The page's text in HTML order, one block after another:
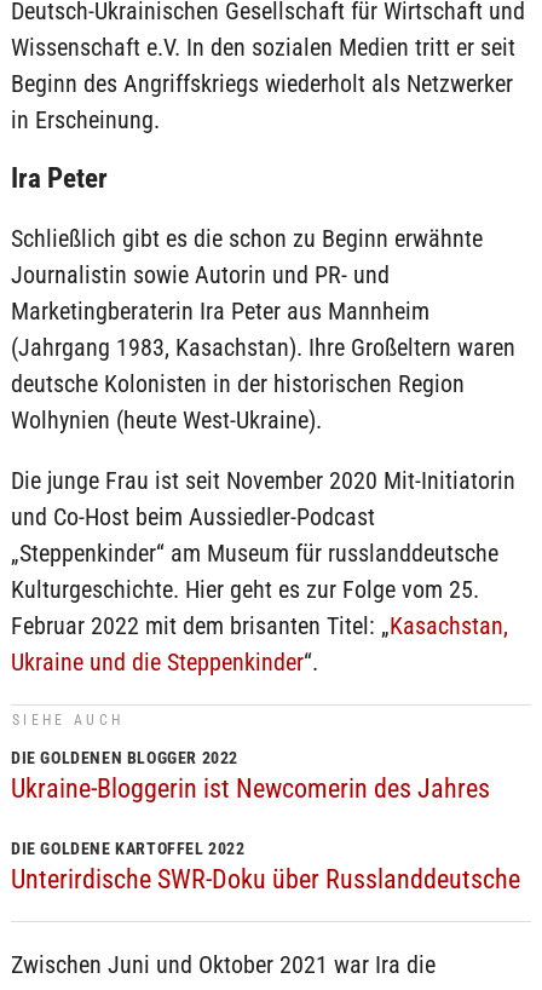
Deutsch-Ukrainischen Gesellschaft für Wirtschaft und
Wissenschaft e.V. In den sozialen Medien tritt er seit
Beginn des Angriffskriegs wiederholt als Netzwerker
in Erscheinung.
Ira Peter
Schließlich gibt es die schon zu Beginn erwähnte
Journalistin sowie Autorin und PR- und
Marketingberaterin Ira Peter aus Mannheim
(Jahrgang 1983, Kasachstan). Ihre Großeltern waren
deutsche Kolonisten in der historischen Region
Wolhynien (heute West-Ukraine).
Die junge Frau ist seit November 2020 Mit-Initiatorin
und Co-Host beim Aussiedler-Podcast
„Steppenkinder“ am Museum für russlanddeutsche
Kulturgeschichte. Hier geht es zur Folge vom 25.
Februar 2022 mit dem brisanten Titel: „Kasachstan,
Ukraine und die Steppenkinder“.
SIEHE AUCH
DIE GOLDENEN BLOGGER 2022
Ukraine-Bloggerin ist Newcomerin des Jahres
DIE GOLDENE KARTOFFEL 2022
Unterirdische SWR-Doku über Russlanddeutsche
Zwischen Juni und Oktober 2021 war Ira die